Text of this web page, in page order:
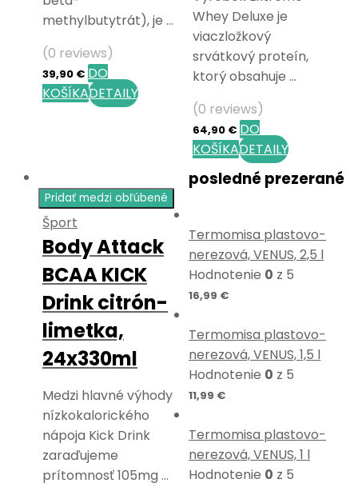
methylbutytrát), je …
(0 reviews)
39,90 € DO
KOŠÍKADETAILY
Whey Deluxe je
viaczložkový
srvátkový proteín,
ktorý obsahuje …
(0 reviews)
64,90 € DO
KOŠÍKADETAILY
Pridať medzi obľúbené
Šport
Body Attack
BCAA KICK
Drink citrón-
limetka,
24x330ml
Medzi hlavné výhody
nízkokalorického
nápoja Kick Drink
zaraďujeme
prítomnosť 105mg …
posledné prezerané
Termomisa plastovo-
nerezová, VENUS, 2,5 l
Hodnotenie 0 z 5
16,99 €
Termomisa plastovo-
nerezová, VENUS, 1,5 l
Hodnotenie 0 z 5
11,99 €
Termomisa plastovo-
nerezová, VENUS, 1 l
Hodnotenie 0 z 5